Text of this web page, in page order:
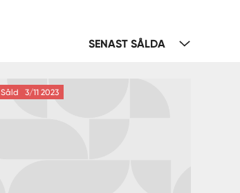
SENAST SÅLDA
Såld 3/11 2023